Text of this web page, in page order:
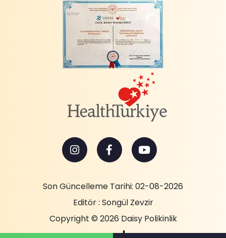
Son Güncelleme Tarihi: 02-08-2026
Editör : Songül Zevzir
Copyright © 2026 Daisy Polikinlik